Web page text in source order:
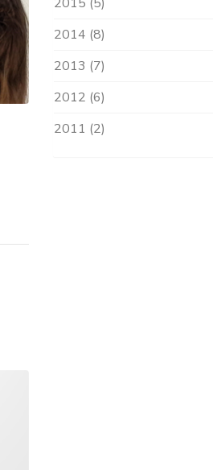
2014 (8)
2013 (7)
2012 (6)
2011 (2)